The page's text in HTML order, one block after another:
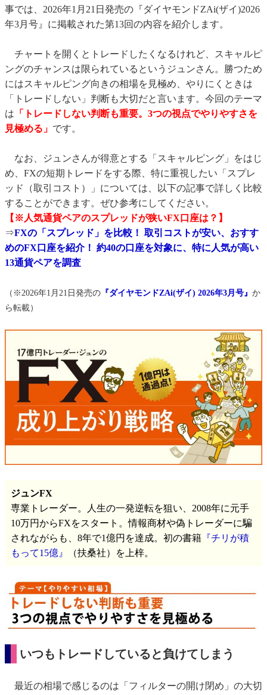
事では、2026年1月21日発売の『ダイヤモンドZAi(ザイ)2026
年3月号』に掲載された第13回の内容を紹介します。
チャートを開くとトレードしたくなるけれど、スキャルピ
ングのチャンスは限られているというジュンさん。勝つため
にはスキャルピング向きの相場を見極め、やりにくときは
「トレードしない」判断も大切だと言います。今回のテーマ
は 「トレードしない判断も重要。3つの視点でやりやすさを
見極める」 です。
なお、ジュンさんが得意とする「スキャルピング」をはじ
め、FXの短期トレードをする際、特に重視したい「スプレ
ッド（取引コスト）」については、以下の記事で詳しく比較
することができます。ぜひ参考にしてください。
【※人気通貨ペアのスプレッドが狭いFX口座は？】
⇒FXの「スプレッド」を比較！ 取引コストが安い、おすす
めのFX口座を紹介！ 約40の口座を対象に、特に人気が高い
13通貨ペアを調査
（※2026年1月21日発売の 『ダイヤモンドZAi(ザイ) 2026年3月号』 か
ら転載）
ジュンFX
専業トレーダー。人生の一発逆転を狙い、2008年に元手
10万円からFXをスタート。情報商材や偽トレーダーに騙
されながらも、8年で1億円を達成。初の書籍 『チリが積
もって15億』
（扶桑社）を上梓。
いつもトレードしていると負けてしまう
最近の相場で感じるのは「フィルターの開け閉め」の大切